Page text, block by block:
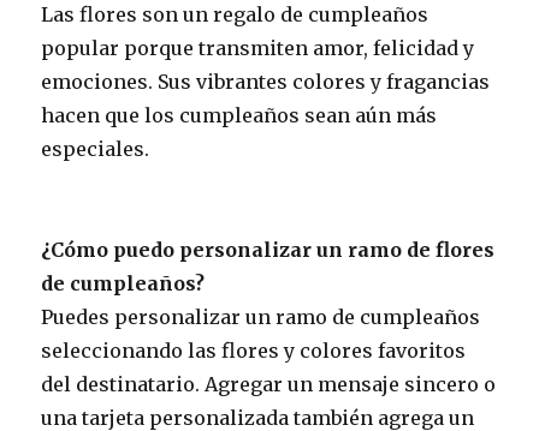
Las flores son un regalo de cumpleaños
popular porque transmiten amor, felicidad y
emociones. Sus vibrantes colores y fragancias
hacen que los cumpleaños sean aún más
especiales.
¿Cómo puedo personalizar un ramo de flores
de cumpleaños?
Puedes personalizar un ramo de cumpleaños
seleccionando las flores y colores favoritos
del destinatario. Agregar un mensaje sincero o
una tarjeta personalizada también agrega un